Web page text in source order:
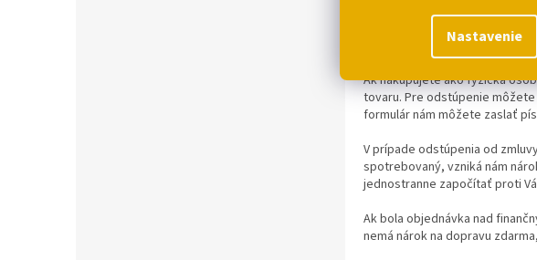
Nastavenie
Prípadné zľavy z ceny tovaru
ODSTÚPENIE OD KŮPNEJ
Ak nakupujete ako fyzická
tovaru. Pre odstúpenie
formulár nám môžete zaslať
V prípade odstúpenia od
spotrebovaný, vzniká nám
jednostranne započítať proti
Ak bola objednávka nad
nemá nárok na dopravu